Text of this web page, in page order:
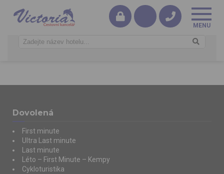
Dovolená
First minute
Ultra Last minute
Last minute
Léto – First Minute – Kempy
Cykloturistika